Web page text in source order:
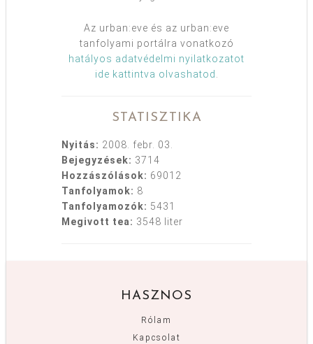
Az urban:eve és az urban:eve
tanfolyami portálra vonatkozó
hatályos adatvédelmi nyilatkozatot
ide kattintva olvashatod
STATISZTIKA
Nyitás: 2008. febr. 03.
Bejegyzések: 3714
Hozzászólások: 69012
Tanfolyamok: 8
Tanfolyamozók: 5431
Megivott tea: 3548 liter
HASZNOS
Rólam
Kapcsolat